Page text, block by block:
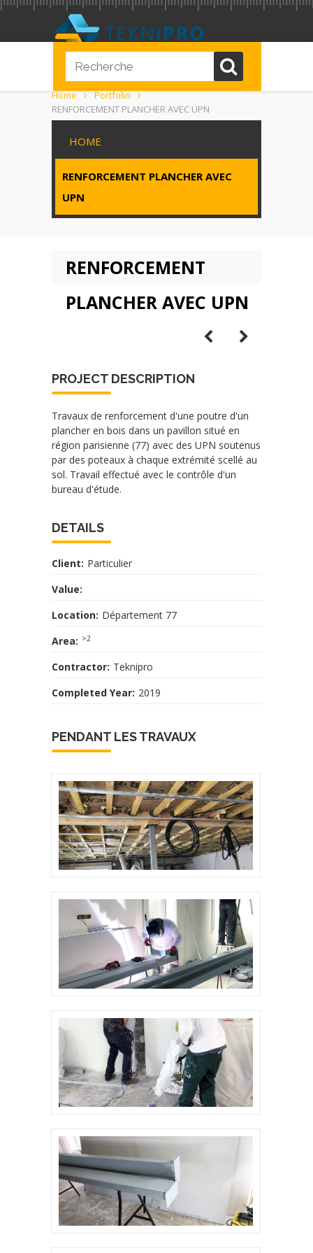
Home
Portfolio
RENFORCEMENT PLANCHER AVEC UPN
HOME
RENFORCEMENT PLANCHER AVEC
UPN
RENFORCEMENT
PLANCHER AVEC UPN
PROJECT DESCRIPTION
Travaux de renforcement d'une poutre d'un
plancher en bois dans un pavillon situé en
région parisienne (77) avec des UPN soutenus
par des poteaux à chaque extrémité scellé au
sol. Travail effectué avec le contrôle d'un
bureau d'étude.
DETAILS
Client: Particulier
Value:
Location: Département 77
Area: >2
Contractor: Teknipro
Completed Year: 2019
PENDANT LES TRAVAUX